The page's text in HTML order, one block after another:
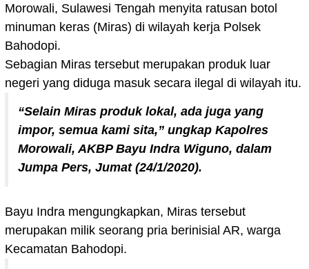
Morowali, Sulawesi Tengah menyita ratusan botol
minuman keras (Miras) di wilayah kerja Polsek
Bahodopi.
Sebagian Miras tersebut merupakan produk luar
negeri yang diduga masuk secara ilegal di wilayah itu.
“Selain Miras produk lokal, ada juga yang
impor, semua kami sita,” ungkap Kapolres
Morowali, AKBP Bayu Indra Wiguno, dalam
Jumpa Pers, Jumat (24/1/2020).
Bayu Indra mengungkapkan, Miras tersebut
merupakan milik seorang pria berinisial AR, warga
Kecamatan Bahodopi.